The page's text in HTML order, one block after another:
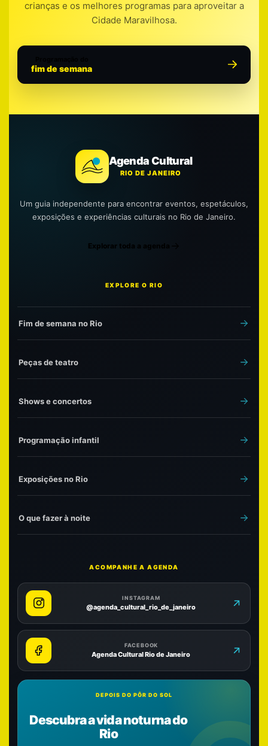
crianças e os melhores programas para aproveitar a
Cidade Maravilhosa.
fim de semana
Agenda Cultural
RIO DE JANEIRO
Um guia independente para encontrar eventos, espetáculos,
exposições e experiências culturais no Rio de Janeiro.
Explorar toda a agenda
EXPLORE O RIO
Fim de semana no Rio
Peças de teatro
Shows e concertos
Programação infantil
Exposições no Rio
O que fazer à noite
ACOMPANHE A AGENDA
INSTAGRAM
@agenda_cultural_rio_de_janeiro
FACEBOOK
Agenda Cultural Rio de Janeiro
DEPOIS DO PÔR DO SOL
Descubra a vida noturna do
Rio